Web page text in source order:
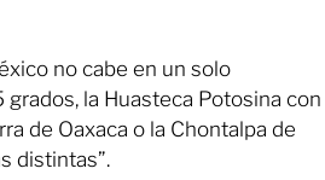
no cabe en un solo
grados, la Huasteca Potosina con
de Oaxaca o la Chontalpa de
distintas”.